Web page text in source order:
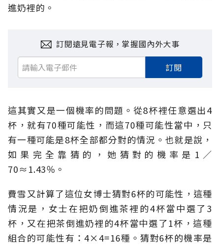
進奶裡的。
訂閱遠見電子報，掌握國內外大事
訂閱
這其實又是一個機率的問題。從8杯裡任意選出4
杯，就有70種可能性，而這70種可能性當中，只
有一種可能是8杯全部都分對的情況。也就是說，
如果完全靠猜的，她猜對的機率是1／
70≈1.43％。
費雪又計算了這位女博士猜對6杯的可能性，這種
情況是，女士在把奶倒進茶裡的4杯當中選了3
杯，又在把茶倒進奶裡的4杯當中選了1杯，這種
組合的可能性有：4×4=16種。猜對6杯的機率是